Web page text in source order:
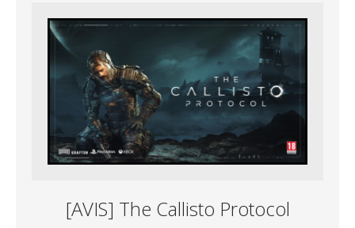
[AVIS] The Callisto Protocol